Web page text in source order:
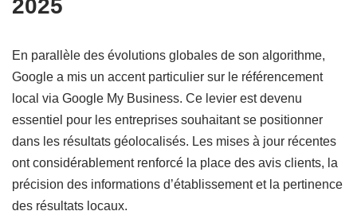
2025
En parallèle des évolutions globales de son algorithme,
Google a mis un accent particulier sur le référencement
local via Google My Business. Ce levier est devenu
essentiel pour les entreprises souhaitant se positionner
dans les résultats géolocalisés. Les mises à jour récentes
ont considérablement renforcé la place des avis clients, la
précision des informations d’établissement et la pertinence
des résultats locaux.